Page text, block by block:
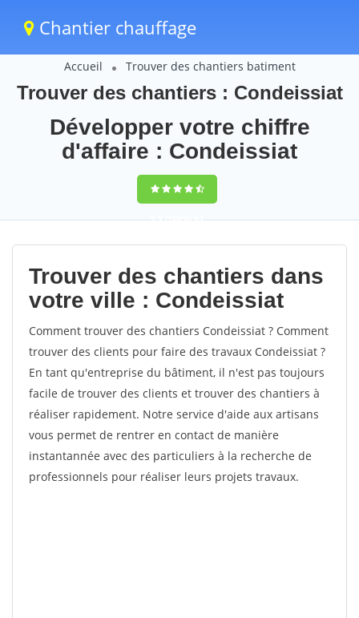
Chantier chauffage
Accueil Trouver des chantiers batiment
Trouver des chantiers : Condeissiat
Développer votre chiffre
d'affaire : Condeissiat
9,5(100%)63
votes
Trouver des chantiers dans
votre ville : Condeissiat
Comment trouver des chantiers Condeissiat ? Comment
trouver des clients pour faire des travaux Condeissiat ?
En tant qu'entreprise du bâtiment, il n'est pas toujours
facile de trouver des clients et trouver des chantiers à
réaliser rapidement. Notre service d'aide aux artisans
vous permet de rentrer en contact de manière
instantannée avec des particuliers à la recherche de
professionnels pour réaliser leurs projets travaux.